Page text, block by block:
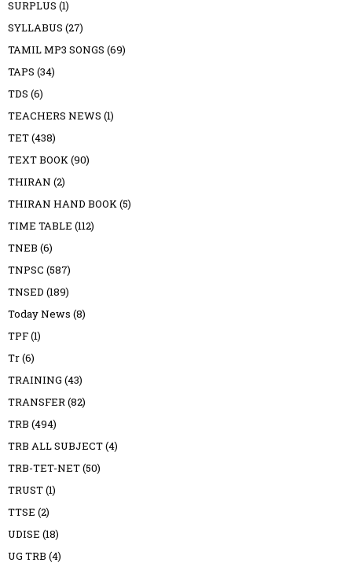
SURPLUS (1)
SYLLABUS (27)
TAMIL MP3 SONGS (69)
TAPS (34)
TDS (6)
TEACHERS NEWS (1)
TET(438)
TEXT BOOK(90)
THIRAN (2)
THIRAN HAND BOOK(5)
TIME TABLE (112)
TNEB (6)
TNPSC (587)
TNSED (189)
Today News (8)
TPF(1)
Tr(6)
TRAINING (43)
TRANSFER(82)
TRB (494)
TRB ALL SUBJECT(4)
TRB-TET-NET(50)
TRUST(1)
TTSE (2)
UDISE (18)
UG TRB (4)